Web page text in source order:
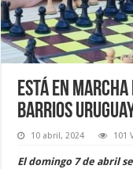
Está en
barrios
10 abril, 2024 101
El domingo 7 de abril